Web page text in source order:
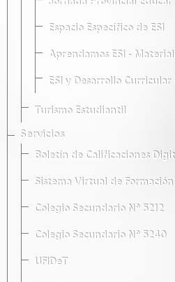
Espacio Específico de ESI
Aprendamos ESI -
ESI y Desarrollo Curricular
Turismo Estudiantil
Servicios
Boletín de Calificaciones
Sistema Virtual de
Colegio Secundario Nº 5212
Colegio Secundario Nº 5240
UFIDeT